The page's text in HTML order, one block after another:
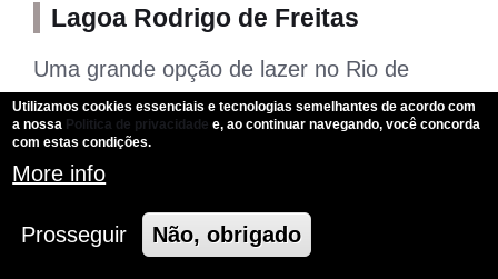
Lagoa Rodrigo de Freitas
Uma grande opção de lazer no Rio de
Janeiro Zona Sul é a Lagoa Rodrigo de
Freitas, com várias opções de lazer e
diversão. Lá você poderá dar volta na
patins etc), admirar o Cristo Redentor,
Utilizamos cookies essenciais e tecnologias semelhantes de acordo com
a nossa Politica de privacidade e, ao continuar navegando, você concorda
com estas condições.
More info
Prosseguir Não, obrigado